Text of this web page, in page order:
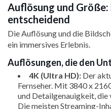
Auflösung und
entscheidend
Die Auflösung und die
ein immersives Erlebnis.
Auflösungen, die den
4K (Ultra HD): Der
Fernseher. Mit 3840 x
und Detailgenauigkeit, die
Die meisten Streaming-